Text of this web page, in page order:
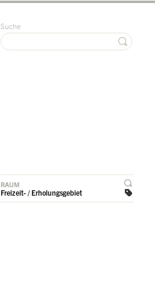
Suche
RAUM
Freizeit- / Erholungsgebiet